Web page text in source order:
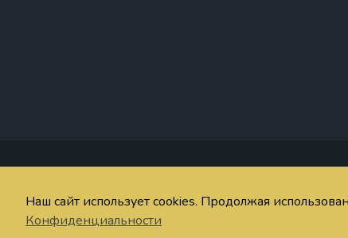
© imaginum.net 2024-2026
Наш сайт использует cookies. Продолжая
Конфиденциальности